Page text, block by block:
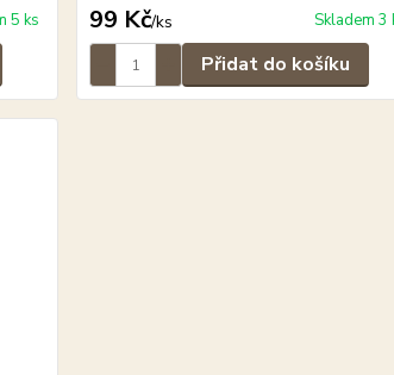
5 ks 99 Kč/ks Skladem 3
Přidat do košíku